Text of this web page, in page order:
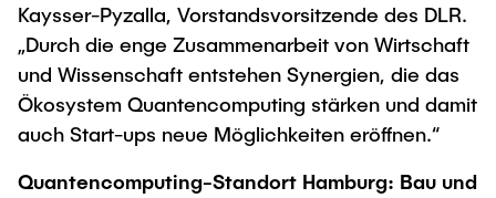
Kaysser-Pyzalla, Vorstandsvorsitzende des DLR.
„Durch die enge Zusammenarbeit von Wirtschaft
und Wissenschaft entstehen Synergien, die das
Ökosystem Quantencomputing stärken und damit
auch Start-ups neue Möglichkeiten eröffnen.“
Quantencomputing-Standort Hamburg: Bau und